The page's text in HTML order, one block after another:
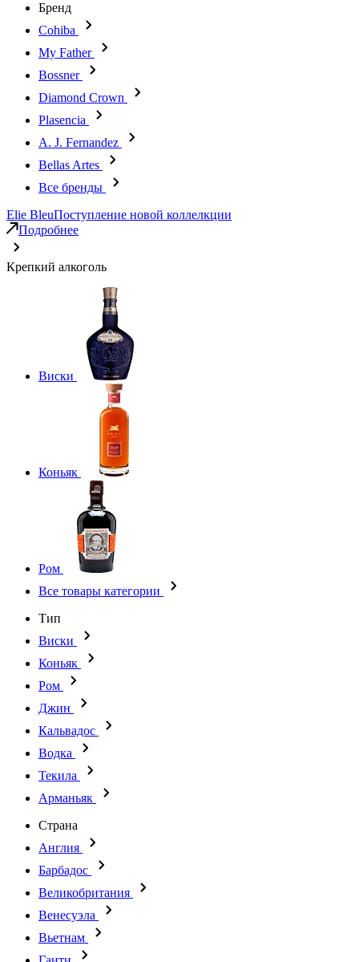
Бренд
Cohiba
My Father
Bossner
Diamond Crown
Plasencia
A. J. Fernandez
Bellas Artes
Все бренды
Elie BleuПоступление новой коллелкции
Подробнее
Крепкий алкоголь
Виски
Коньяк
Ром
Все товары категории
Тип
Виски
Коньяк
Ром
Джин
Кальвадос
Водка
Текила
Арманьяк
Страна
Англия
Барбадос
Великобритания
Венесуэла
Вьетнам